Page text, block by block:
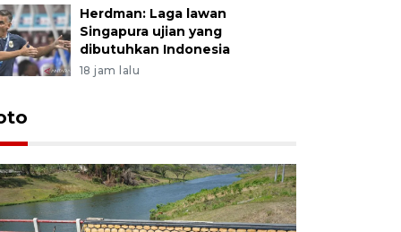
Herdman: Laga lawan
Singapura ujian yang
dibutuhkan Indonesia
18 jam lalu